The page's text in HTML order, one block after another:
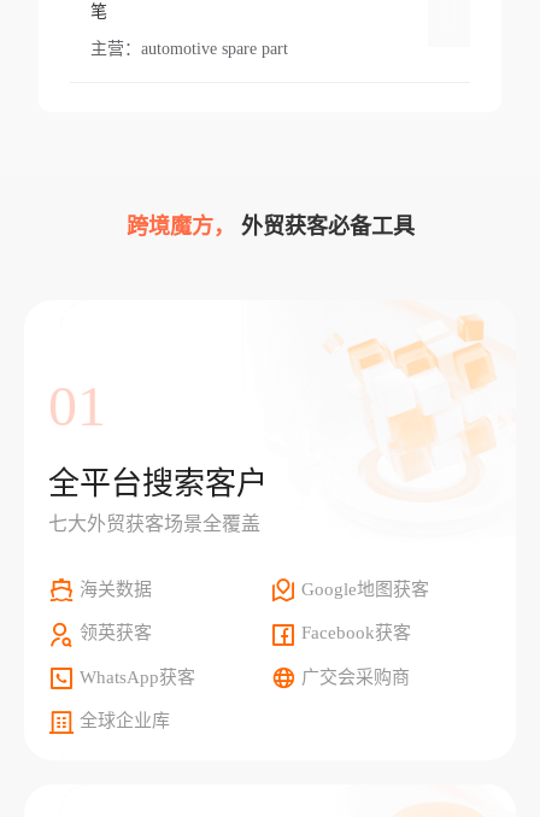
笔
主营： automotive spare part
跨境魔方， 外贸获客必备工具
01
全平台搜索客户
七大外贸获客场景全覆盖
海关数据 Google地图获客
领英获客 Facebook获客
WhatsApp获客 广交会采购商
全球企业库